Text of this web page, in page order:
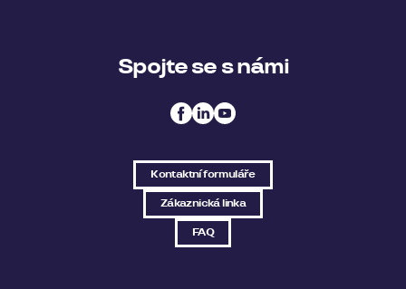
Spojte se s námi
Kontaktní formuláře
Zákaznická linka
FAQ